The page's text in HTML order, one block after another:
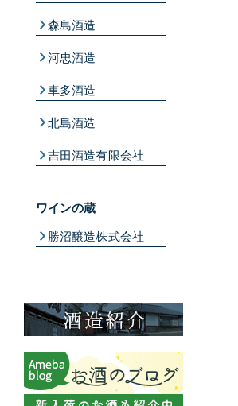
森島酒造
河忠酒造
車多酒造
北島酒造
吉田酒造有限会社
ワインの蔵
勝沼醸造株式会社